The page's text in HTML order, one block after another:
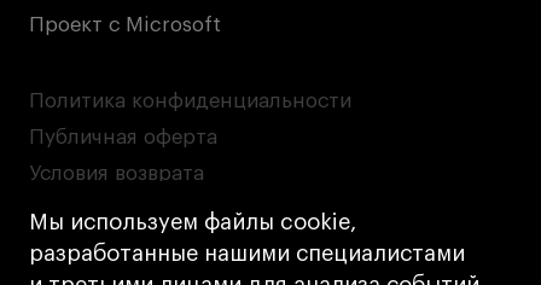
Мы используем файлы cookie,
разработанные нашими специалистами
Проект с Microsoft
Политика конфиденциальности
Публичная оферта
Условия возврата
Кредит на образование с господдержкой
Лицензия на осуществление образовательной
деятельности АНО ВО «Универсальный